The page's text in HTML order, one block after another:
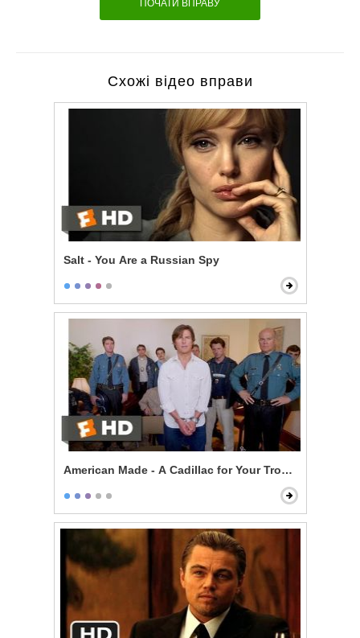
ПОЧАТИ ВПРАВУ
Схожі відео вправи
Salt - You Are a Russian Spy
American Made - A Cadillac for Your Troubles Scene